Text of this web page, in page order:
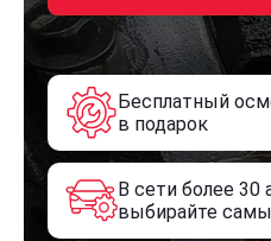
Бесплатный
в подарок
В сети более 30
выбирайте